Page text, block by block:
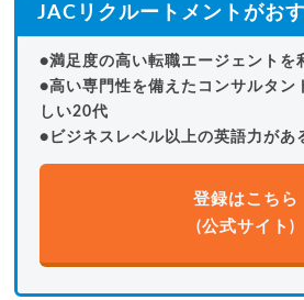
JACリクルートメントがお
●満足度の高い転職エージェントを
●高い専門性を備えたコンサルタン
しい20代
●ビジネスレベル以上の英語力があ
登録はこちら
(公式サイト)